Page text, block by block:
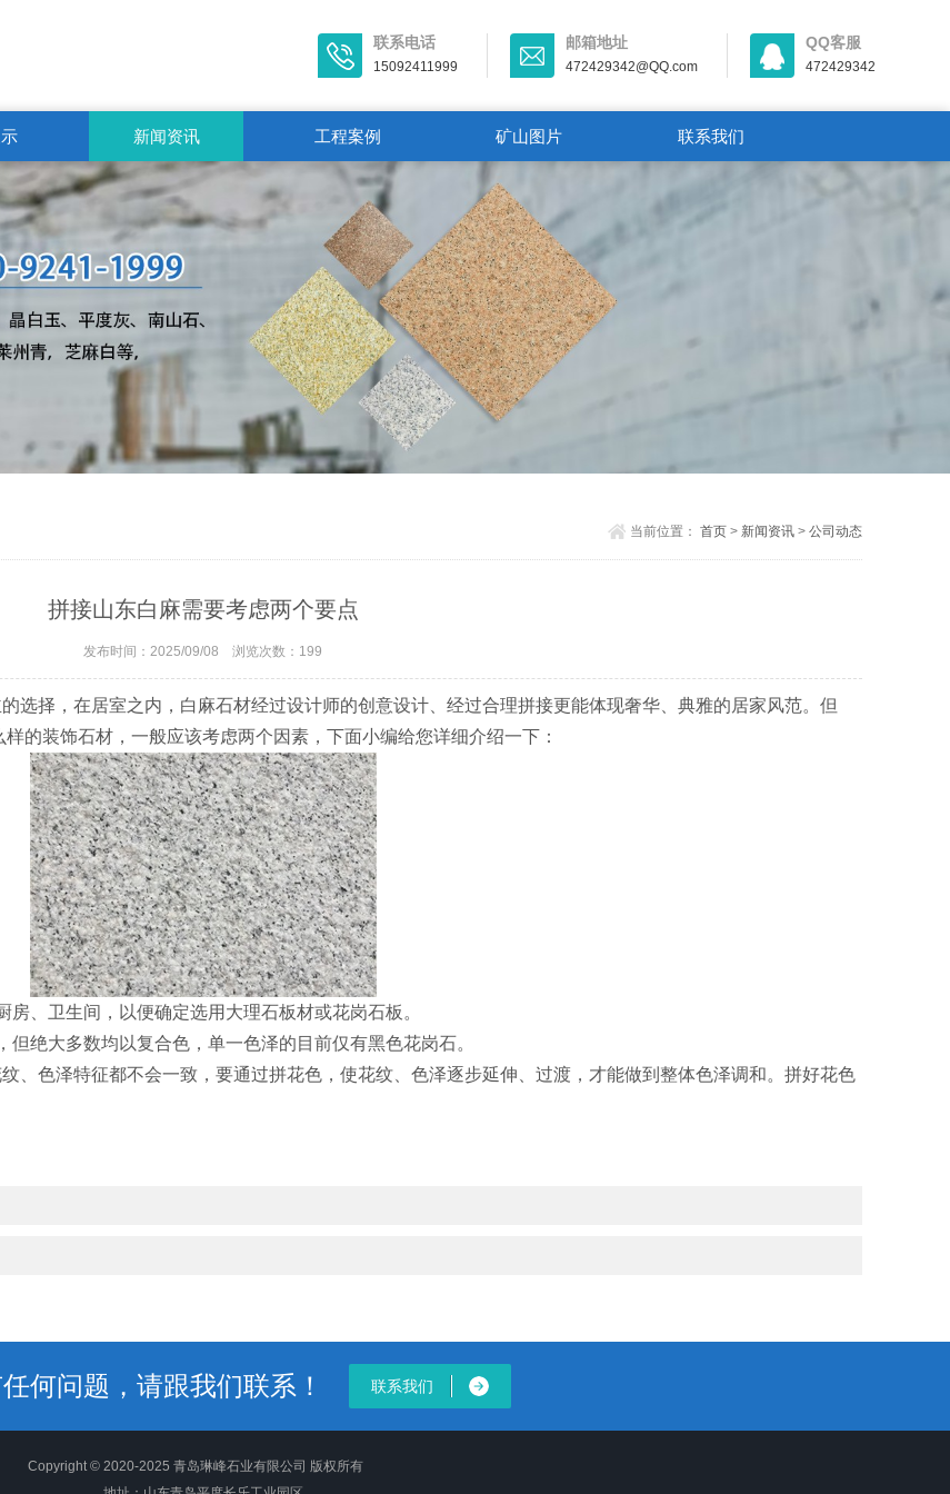
联系电话
15092411999
邮箱地址
472429342@QQ.com
QQ客服
472429342
新闻资讯 工程案例 矿山图片 联系我们
当前位置： 首页> 新闻资讯> 公司动态
拼接山东白麻需要考虑两个要点
发布时间：2025/09/08 浏览次数： 199
选择，在居室之内，白麻石材经过设计师的创意设计、经过合理拼接更能体现奢华、典雅的居家风范。但
的装饰石材，一般应该考虑两个因素，下面小编给您详细介绍一下：
、卫生间，以便确定选用大理石板材或花岗石板。
绝大多数均以复合色，单一色泽的目前仅有黑色花岗石。
、色泽特征都不会一致，要通过拼花色，使花纹、色泽逐步延伸、过渡，才能做到整体色泽调和。拼好花色
何问题，请跟我们联系！ 联系我们
Copyright © 2020-2025 青岛琳峰石业有限公司 版权所有